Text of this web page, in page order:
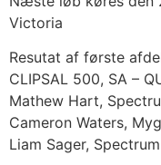
Victoria
Resutat af første
CLIPSAL 500, SA –
Mathew Hart,
Cameron Waters,
Liam Sager,